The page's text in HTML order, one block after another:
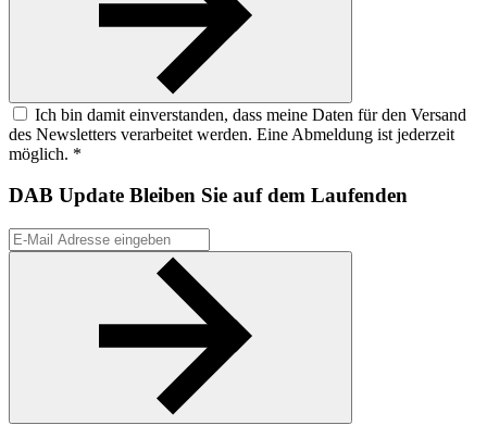
Ich bin damit einverstanden, dass meine Daten für den Versand
des Newsletters verarbeitet werden. Eine Abmeldung ist jederzeit
möglich. *
DAB Update Bleiben Sie auf dem Laufenden